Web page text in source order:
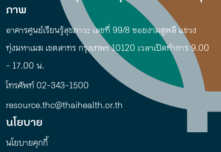
ภาพ
อาคารศูนย์เรียนรู้สุขภาวะ เลขที่ 99/8 ซอยงามดูพลี แขวง
ทุ่งมหาเมฆ เขตสาทร กรุงเทพฯ 10120 เวลาเปิดทำการ 9.00
- 17.00 น.
โทรศัพท์ 02-343-1500
resource.thc@thaihealth.or.th
นโยบาย
นโยบายคุกกี้